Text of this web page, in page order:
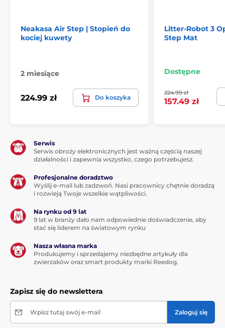
Neakasa Air Step | Stopień do
kociej kuwety
2 miesiące
224.99 zł Do koszyka
Litter-Robot 3
Step Mat
Dostępne
224.99 zł
157.49 zł
Serwis
Serwis obroży elektronicznych jest ważną częścią naszej
działalności i zapewnia wszystko, czego potrzebujesz.
Profesjonalne doradztwo
Wyślij e-mail lub zadzwoń. Nasi pracownicy chętnie doradzą
i rozwieją Twoje wszelkie wątpliwości.
Na rynku od 9 lat
9 lat w branży dało nam odpowiednie doświadczenie, aby
stać się liderem na światowym rynku
Nasza własna marka
Produkujemy i sprzedajemy niezbędne artykuły dla
zwierzaków oraz smart produkty marki Reedog.
Zapisz się do newslettera
Wpisz tutaj swój e-mail Zaloguj się